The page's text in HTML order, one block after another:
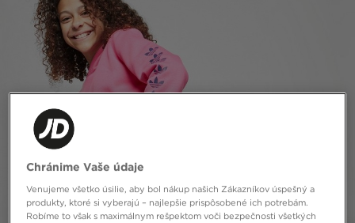
Chránime Vaše údaje
Venujeme všetko úsilie, aby bol nákup našich Zákazníkov úspešný a
produkty, ktoré si vyberajú – najlepšie prispôsobené ich potrebám.
Robíme to však s maximálnym rešpektom voči bezpečnosti všetkých